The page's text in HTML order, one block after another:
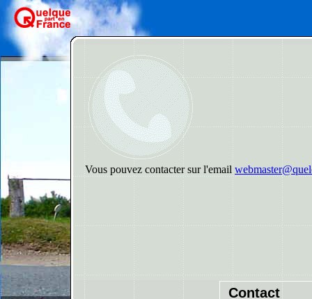
Vous pouvez contacter sur l'email
Contact